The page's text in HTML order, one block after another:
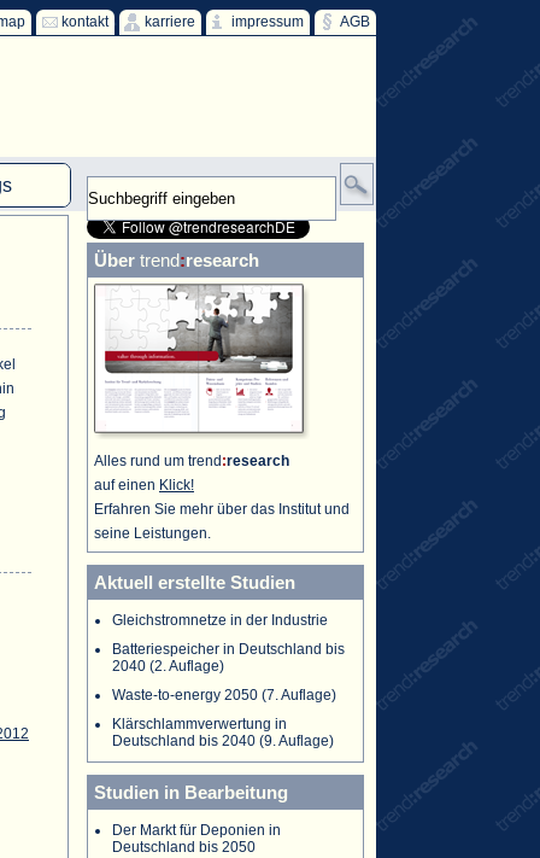
AGB
impressum
karriere
kontakt
Über trend:research
Alles rund um trend :research
auf einen Klick!
Erfahren Sie mehr über das Institut und
seine Leistungen.
Aktuell erstellte Studien
Gleichstromnetze in der Industrie
Batteriespeicher in Deutschland bis
2040 (2. Auflage)
Waste-to-energy 2050 (7. Auflage)
Klärschlammverwertung in
Deutschland bis 2040 (9. Auflage)
Studien in Bearbeitung
Der Markt für Deponien in
Deutschland bis 2050